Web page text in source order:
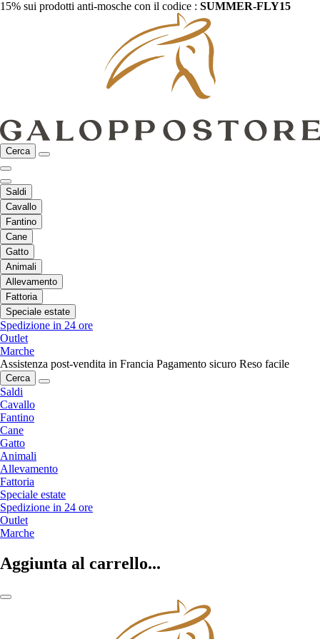
15% sui prodotti anti-mosche con il codice : SUMMER-FLY15
Cerca
Saldi
Cavallo
Fantino
Cane
Gatto
Animali
Allevamento
Fattoria
Speciale estate
Spedizione in 24 ore
Outlet
Marche
Assistenza post-vendita in Francia Pagamento sicuro Reso facile
Cerca
Saldi
Cavallo
Fantino
Cane
Gatto
Animali
Allevamento
Fattoria
Speciale estate
Spedizione in 24 ore
Outlet
Marche
Aggiunta al carrello...